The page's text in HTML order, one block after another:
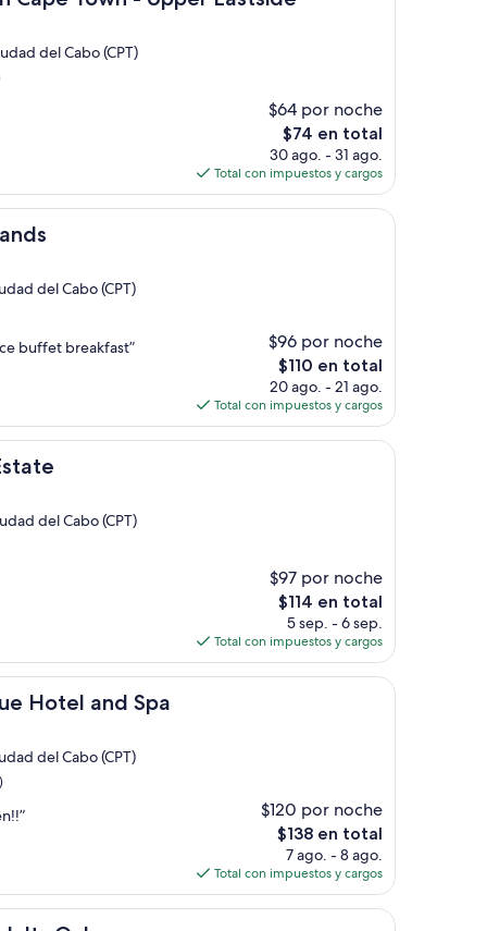
del Cabo (CPT)
$64 por noche
El
precio
actual
es
de
$74 en total
30 ago. - 31 ago.
Total con impuestos y cargos
del Cabo (CPT)
buffet breakfast”
$96 por noche
El
precio
actual
es
de
$110 en total
20 ago. - 21 ago.
Total con impuestos y cargos
del Cabo (CPT)
$97 por noche
El
precio
actual
es
de
$114 en total
5 sep. - 6 sep.
Total con impuestos y cargos
Hotel and Spa
Spa
del Cabo (CPT)
$120 por noche
El
precio
actual
es
de
$138 en total
7 ago. - 8 ago.
Total con impuestos y cargos